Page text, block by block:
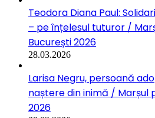
Teodora Diana Paul:
– pe înțelesul tuturor /
București 2026
28.03.2026
Larisa Negru, persoană
naștere din inimă / Marșul
2026